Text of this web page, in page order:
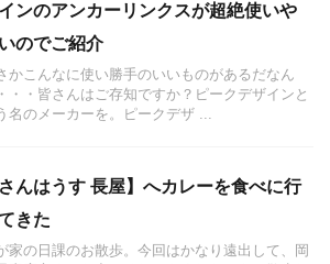
ンのアンカーリンクスが超絶使いや
のでご紹介
かこんなに使い勝手のいいものがあるだなん
・・皆さんはご存知ですか？ピークデザインと
名のメーカーを。ピークデザ ...
さんはうす 長屋】へカレーを食べに行
きた
家の日課のお散歩。今回はかなり遠出して、岡